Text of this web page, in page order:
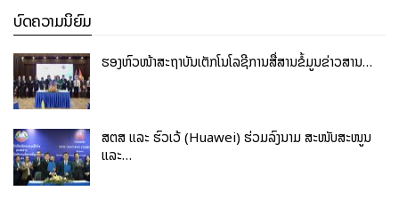
ບົດຄວາມນິຍົມ
ຮອງຫົວໜ້າສະຖາບັນເຕັກໂນໂລຊີການສື່ສານຂໍ້ມູນຂ່າວສານ…
ສຕສ ແລະ ຮົວເວ້ (Huawei) ຮ່ວມລົງນາມ ສະໜັບສະໜູນ
ແລະ…